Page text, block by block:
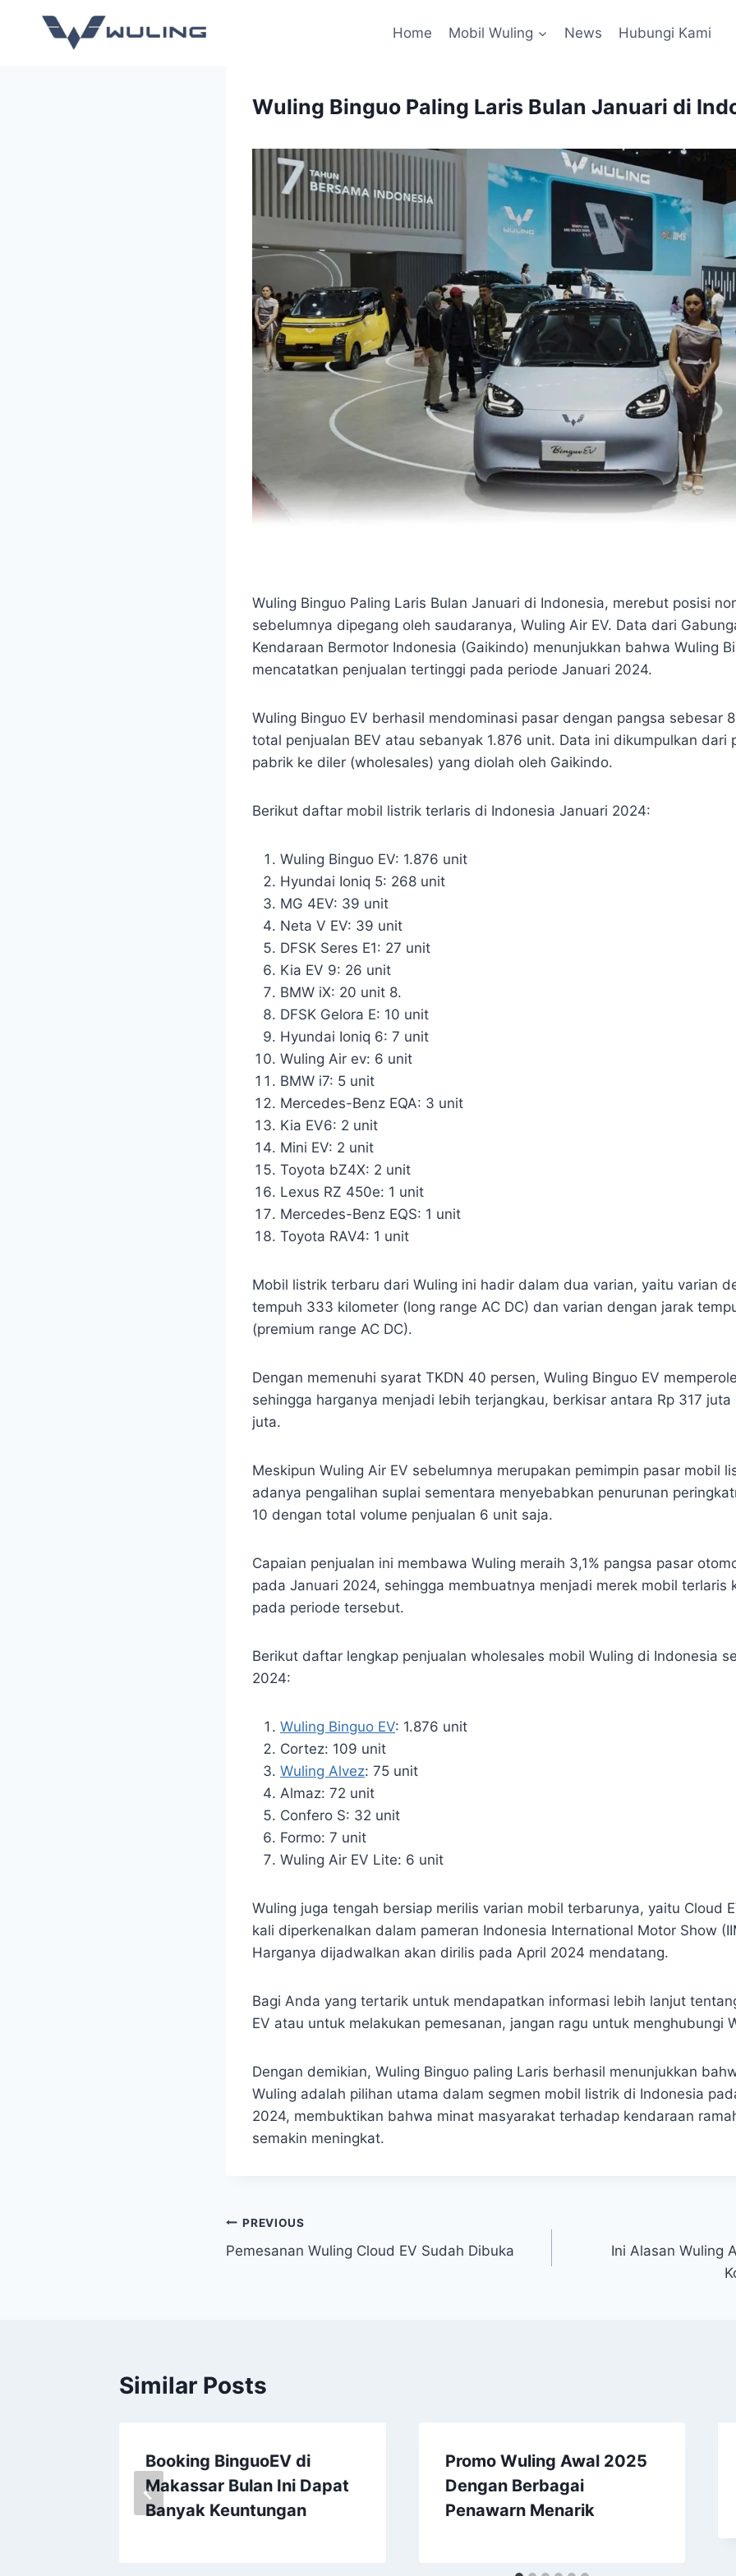
Home Mobil Wuling News Hubungi Kami
Wuling Binguo Paling Laris Bulan Januari di
Wuling Binguo Paling Laris Bulan Januari di Indonesia, merebut posisi
sebelumnya dipegang oleh saudaranya, Wuling Air EV. Data dari
Kendaraan Bermotor Indonesia (Gaikindo) menunjukkan bahwa Wuling
mencatatkan penjualan tertinggi pada periode Januari 2024.
Wuling Binguo EV berhasil mendominasi pasar dengan pangsa sebesar
total penjualan BEV atau sebanyak 1.876 unit. Data ini dikumpulkan dari
pabrik ke diler (wholesales) yang diolah oleh Gaikindo.
Berikut daftar mobil listrik terlaris di Indonesia Januari 2024:
Wuling Binguo EV: 1.876 unit
Hyundai Ioniq 5: 268 unit
MG 4EV: 39 unit
Neta V EV: 39 unit
DFSK Seres E1: 27 unit
Kia EV 9: 26 unit
BMW iX: 20 unit 8.
DFSK Gelora E: 10 unit
Hyundai Ioniq 6: 7 unit
Wuling Air ev: 6 unit
BMW i7: 5 unit
Mercedes-Benz EQA: 3 unit
Kia EV6: 2 unit
Mini EV: 2 unit
Toyota bZ4X: 2 unit
Lexus RZ 450e: 1 unit
Mercedes-Benz EQS: 1 unit
Toyota RAV4: 1 unit
Mobil listrik terbaru dari Wuling ini hadir dalam dua varian, yaitu varian
tempuh 333 kilometer (long range AC DC) dan varian dengan jarak
(premium range AC DC).
Dengan memenuhi syarat TKDN 40 persen, Wuling Binguo EV
sehingga harganya menjadi lebih terjangkau, berkisar antara Rp 317 juta
juta.
Meskipun Wuling Air EV sebelumnya merupakan pemimpin pasar mobil
adanya pengalihan suplai sementara menyebabkan penurunan
10 dengan total volume penjualan 6 unit saja.
Capaian penjualan ini membawa Wuling meraih 3,1% pangsa pasar
pada Januari 2024, sehingga membuatnya menjadi merek mobil terlaris
pada periode tersebut.
Berikut daftar lengkap penjualan wholesales mobil Wuling di Indonesia
2024:
Wuling Binguo EV: 1.876 unit
Cortez: 109 unit
Wuling Alvez: 75 unit
Almaz: 72 unit
Confero S: 32 unit
Formo: 7 unit
Wuling Air EV Lite: 6 unit
Wuling juga tengah bersiap merilis varian mobil terbarunya, yaitu Cloud
kali diperkenalkan dalam pameran Indonesia International Motor Show
Harganya dijadwalkan akan dirilis pada April 2024 mendatang.
Bagi Anda yang tertarik untuk mendapatkan informasi lebih lanjut
EV atau untuk melakukan pemesanan, jangan ragu untuk menghubungi
Dengan demikian, Wuling Binguo paling Laris berhasil menunjukkan
Wuling adalah pilihan utama dalam segmen mobil listrik di Indonesia
2024, membuktikan bahwa minat masyarakat terhadap kendaraan
semakin meningkat.
PREVIOUS
Pemesanan Wuling Cloud EV Sudah Dibuka
Ini Alasan Wuling
Similar Posts
Booking BinguoEV di
Makassar Bulan Ini Dapat
Banyak Keuntungan
Promo Wuling Awal 2025
Dengan Berbagai
Penawarn Menarik